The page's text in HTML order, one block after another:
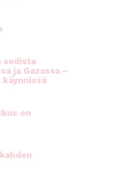
sodista
ja Gazassa –
käynnissä
on